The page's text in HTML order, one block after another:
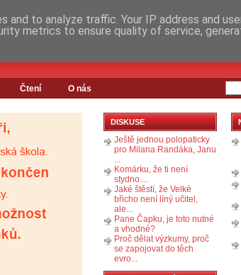
Čtení O nás
DISKUSE
Ještě jednou polopaticky
pro Milana Randáka, Janu
...
Komárku, že ti není
stydno....
Jaké štěstí, že Velké
břicho není líný učitel,
ale...
Pane Čapku, je toto nutné
a vhodné?
Proč dělat výzkumy, proč
se zapojovat do těch
evro...
to analyze traffic. Your IP address and
metrics to ensure quality of service,